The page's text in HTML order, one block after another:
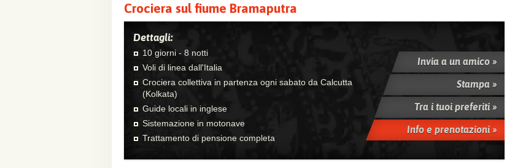
Crociera sul fiume Bramaputra
Dettagli:
10 giorni - 8 notti
Voli di linea dall'Italia
Crociera collettiva in partenza ogni sabato da Calcutta
(Kolkata)
Guide locali in inglese
Sistemazione in motonave
Trattamento di pensione completa
Invia a un amico »
Stampa »
Tra i tuoi preferiti »
Info e prenotazioni »